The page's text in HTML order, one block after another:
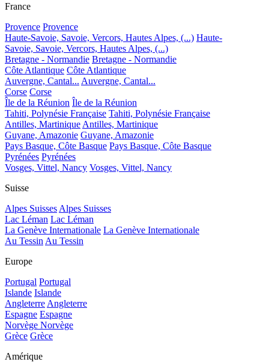
France
Provence Provence
Haute-Savoie, Savoie, Vercors, Hautes Alpes, (...) Haute-
Savoie, Savoie, Vercors, Hautes Alpes, (...)
Bretagne - Normandie Bretagne - Normandie
Côte Atlantique Côte Atlantique
Auvergne, Cantal... Auvergne, Cantal...
Corse Corse
Île de la Réunion Île de la Réunion
Tahiti, Polynésie Française Tahiti, Polynésie Française
Antilles, Martinique Antilles, Martinique
Guyane, Amazonie Guyane, Amazonie
Pays Basque, Côte Basque Pays Basque, Côte Basque
Pyrénées Pyrénées
Vosges, Vittel, Nancy Vosges, Vittel, Nancy
Suisse
Alpes Suisses Alpes Suisses
Lac Léman Lac Léman
La Genève Internationale La Genève Internationale
Au Tessin Au Tessin
Europe
Portugal Portugal
Islande Islande
Angleterre Angleterre
Espagne Espagne
Norvège Norvège
Grèce Grèce
Amérique